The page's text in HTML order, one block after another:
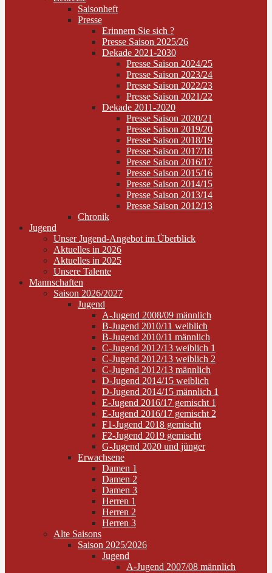
Saisonheft
Presse
Erinnern Sie sich ?
Presse Saison 2025/26
Dekade 2021-2030
Presse Saison 2024/25
Presse Saison 2023/24
Presse Saison 2022/23
Presse Saison 2021/22
Dekade 2011-2020
Presse Saison 2020/21
Presse Saison 2019/20
Presse Saison 2018/19
Presse Saison 2017/18
Presse Saison 2016/17
Presse Saison 2015/16
Presse Saison 2014/15
Presse Saison 2013/14
Presse Saison 2012/13
Chronik
Jugend
Unser Jugend-Angebot im Überblick
Aktuelles in 2026
Aktuelles in 2025
Unsere Talente
Mannschaften
Saison 2026/2027
Jugend
A-Jugend 2008/09 männlich
B-Jugend 2010/11 weiblich
B-Jugend 2010/11 männlich
C-Jugend 2012/13 weiblich 1
C-Jugend 2012/13 weiblich 2
C-Jugend 2012/13 männlich
D-Jugend 2014/15 weiblich
D-Jugend 2014/15 männlich 1
E-Jugend 2016/17 gemischt 1
E-Jugend 2016/17 gemischt 2
F1-Jugend 2018 gemischt
F2-Jugend 2019 gemischt
G-Jugend 2020 und jünger
Erwachsene
Damen 1
Damen 2
Damen 3
Herren 1
Herren 2
Herren 3
Alte Saisons
Saison 2025/2026
Jugend
A-Jugend 2007/08 männlich